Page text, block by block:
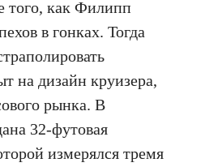
того, как Филипп
в гонках. Тогда
на дизайн круизера,
рынка. В
32-футовая
измерялся тремя